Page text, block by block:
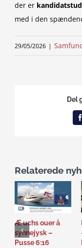
der er
med i den
29/05/2026 |
Del
Relaterede
Æ uchs ouer å
synnejysk –
Pusse 6:16